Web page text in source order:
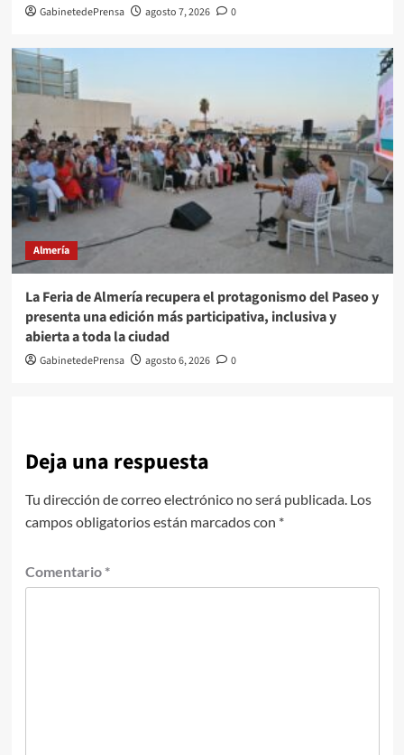
GabinetedePrensa agosto 7, 2026 0
Almería
La Feria de Almería recupera el protagonismo del Paseo y
presenta una edición más participativa, inclusiva y
abierta a toda la ciudad
GabinetedePrensa agosto 6, 2026 0
Deja una respuesta
Tu dirección de correo electrónico no será publicada. Los
campos obligatorios están marcados con *
Comentario *